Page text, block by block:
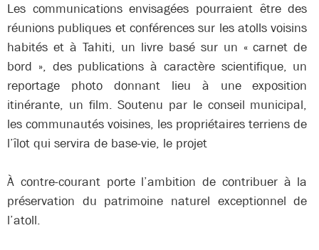
Les communications envisagées pourraient être des
réunions publiques et conférences sur les atolls voisins
habités et à Tahiti, un livre basé sur un « carnet de
bord », des publications à caractère scientifique, un
reportage photo donnant lieu à une exposition
itinérante, un film. Soutenu par le conseil municipal,
les communautés voisines, les propriétaires terriens de
l’îlot qui servira de base-vie, le projet
À contre-courant porte l’ambition de contribuer à la
préservation du patrimoine naturel exceptionnel de
l’atoll.